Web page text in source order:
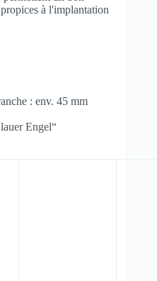
à l'implantation
: env. 45 mm
Engel“